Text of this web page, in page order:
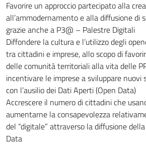
Favorire un approccio partecipato alla
all’ammodernamento e alla diffusione di
grazie anche a P3@ – Palestre Digitali
Diffondere la cultura e l’utilizzo degli
tra cittadini e imprese, allo scopo di
delle comunità territoriali alla vita delle
incentivare le imprese a sviluppare nuovi
con l’ausilio dei Dati Aperti (Open Data)
Accrescere il numero di cittadini che
aumentarne la consapevolezza
del “digitale” attraverso la diffusione
Data